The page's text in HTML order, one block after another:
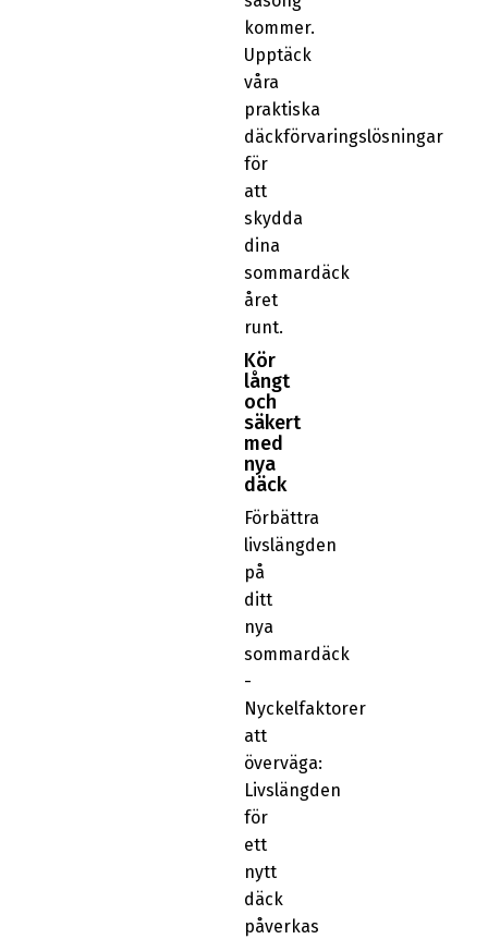
kommer.
Upptäck
våra
praktiska
däckförvaringslösningar
för
att
skydda
dina
sommardäck
året
runt.
Kör
långt
och
säkert
med
nya
däck
Förbättra
livslängden
på
ditt
nya
sommardäck
-
Nyckelfaktorer
att
överväga:
Livslängden
för
ett
nytt
däck
påverkas